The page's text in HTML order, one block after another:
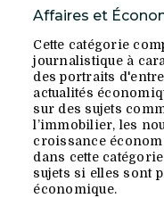
Affaires et
Cette catégorie
journalistique à
des portraits
actualités
sur des sujets
l’immobilier, les
croissance
dans cette
sujets si elles sont
économique.